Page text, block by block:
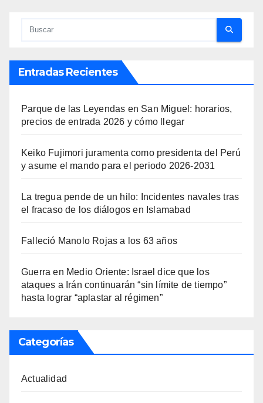
Entradas Recientes
Parque de las Leyendas en San Miguel: horarios,
precios de entrada 2026 y cómo llegar
Keiko Fujimori juramenta como presidenta del Perú
y asume el mando para el periodo 2026-2031
La tregua pende de un hilo: Incidentes navales tras
el fracaso de los diálogos en Islamabad
Falleció Manolo Rojas a los 63 años
Guerra en Medio Oriente: Israel dice que los
ataques a Irán continuarán “sin límite de tiempo”
hasta lograr “aplastar al régimen”
Categorías
Actualidad